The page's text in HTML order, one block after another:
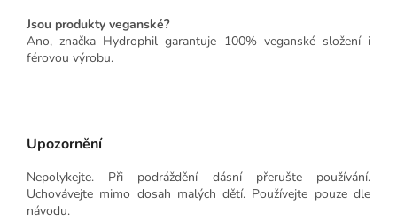
Jsou produkty veganské?
Ano, značka Hydrophil garantuje 100% veganské složení i
férovou výrobu.
Upozornění
Nepolykejte. Při podráždění dásní přerušte používání.
Uchovávejte mimo dosah malých dětí. Používejte pouze dle
návodu.